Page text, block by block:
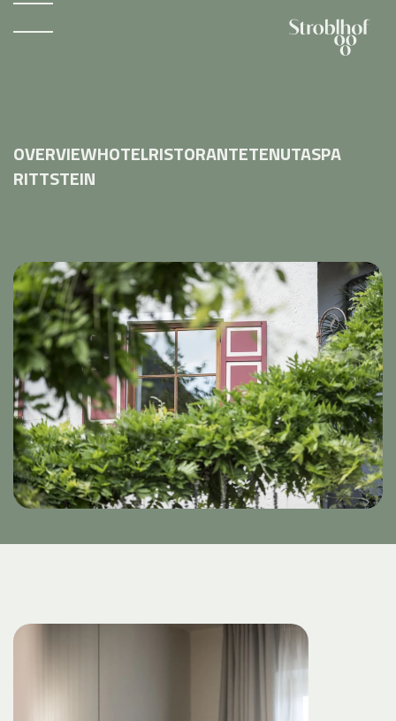
OVERVIEWHOTELRISTORANTETENUTASPA
RITTSTEIN